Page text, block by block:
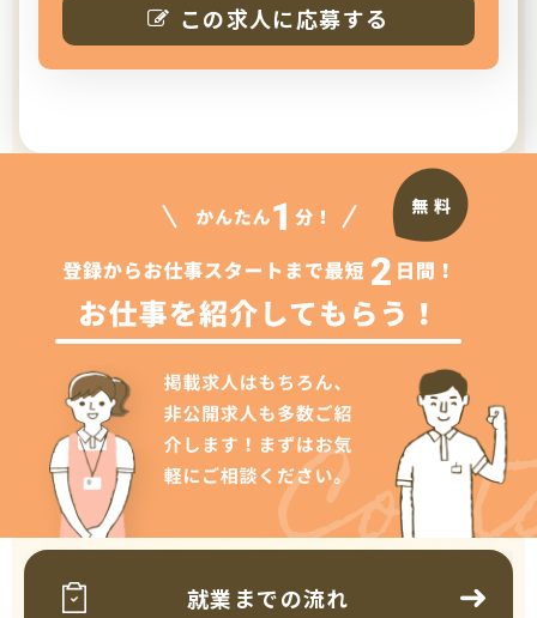
この求人に応募する
就業までの流れ